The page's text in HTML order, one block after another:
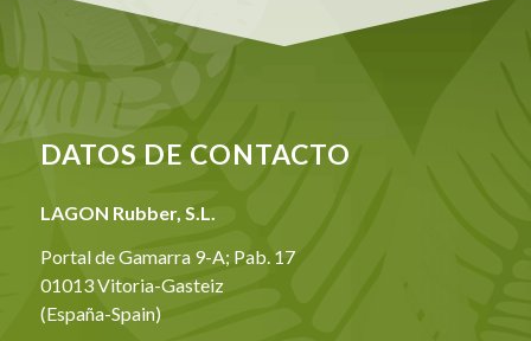
DATOS DE CONTACTO
LAGON Rubber, S.L.
Portal de Gamarra 9-A; Pab. 17
01013 Vitoria-Gasteiz
(España-Spain)